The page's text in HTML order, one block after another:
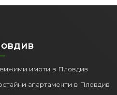
имоти в Пловдив
апартаменти в Пловдив